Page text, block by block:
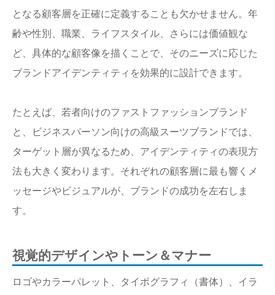
となる顧客層を正確に定義することも欠かせません。年
齢や性別、職業、ライフスタイル、さらには価値観な
ど、具体的な顧客像を描くことで、そのニーズに応じた
ブランドアイデンティティを効果的に設計できます。
たとえば、若者向けのファストファッションブランド
と、ビジネスパーソン向けの高級スーツブランドでは、
ターゲット層が異なるため、アイデンティティの表現方
法も大きく変わります。それぞれの顧客層に最も響くメ
ッセージやビジュアルが、ブランドの成功を左右しま
す。
視覚的デザインやトーン＆マナー
ロゴやカラーパレット、タイポグラフィ（書体）、イラ